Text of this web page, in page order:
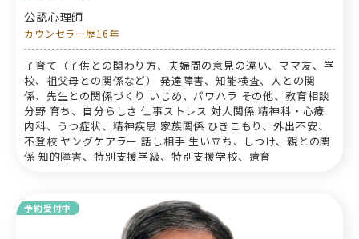
公認心理師
カウンセラー歴16年
子育て（子供との関わり方、夫婦間の意見の違い、ママ友、学
校、祖父母との関係など） 発達障害、知能検査、人との関
係、先生との関係づくり いじめ、パワハラ その他、教育相談
分野 育ち、自分らしさ 仕事ストレス 対人関係 精神科・心療
内科、うつ症状、精神疾患 家族関係 ひきこもり、外出不安、
不登校 ヤングケアラー 話し相手 生い立ち、しつけ、親との関
係 知的障害、特別支援学級、特別支援学校、療育
予約受付中